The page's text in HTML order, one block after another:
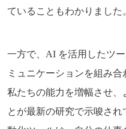
ていることもわかりました
一方で、AI を活用したツ
ミュニケーションを組み
私たちの能力を増幅させ、
とが最新の研究で示唆さ